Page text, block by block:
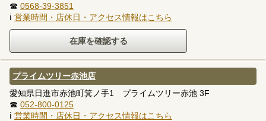
☎ 0568-39-3851
ℹ 営業時間・店休日・アクセス情報はこちら
プライムツリー赤池店
愛知県日進市赤池町箕ノ手1 プライムツリー赤池 3F
☎ 052-800-0125
ℹ 営業時間・店休日・アクセス情報はこちら